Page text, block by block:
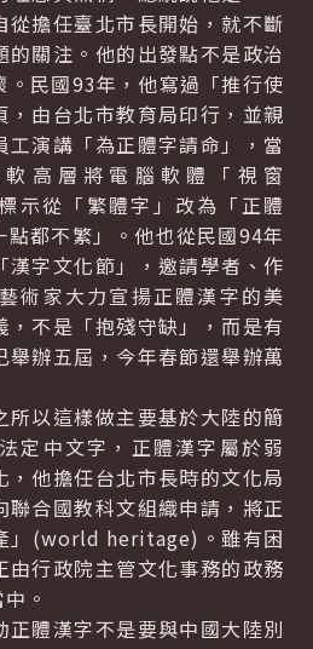
從擔任臺北市長開始，就不斷
的關注。他的出發點不是政治
。民國93年，他寫過「推行使
，由台北市教育局印行，並親
工演講「為正體字請命」，當
高層將電腦軟體「視窗
示從「繁體字」改為「正體
都不繁」。他也從民國94年
漢字文化節」，邀請學者、作
術家大力宣揚正體漢字的美
不是「抱殘守缺」，而是有
舉辦五屆，今年春節還舉辦萬
以這樣做主要基於大陸的簡
定中文字，正體漢字屬於弱
他擔任台北市長時的文化局
聯合國教科文組織申請，將正
」(world heritage)。雖有困
由行政院主管文化事務的政務
。
體漢字不是要與中國大陸別